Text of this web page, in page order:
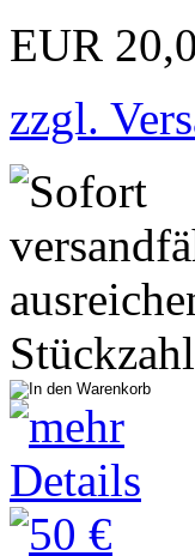
EUR
zzgl.